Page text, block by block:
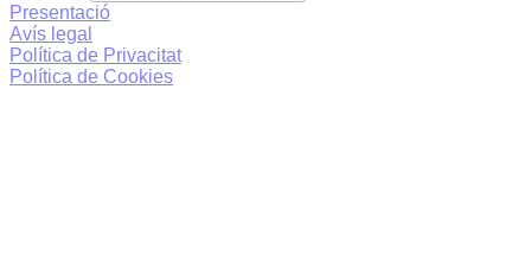
Presentació
Avís legal
Política de Privacitat
Política de Cookies